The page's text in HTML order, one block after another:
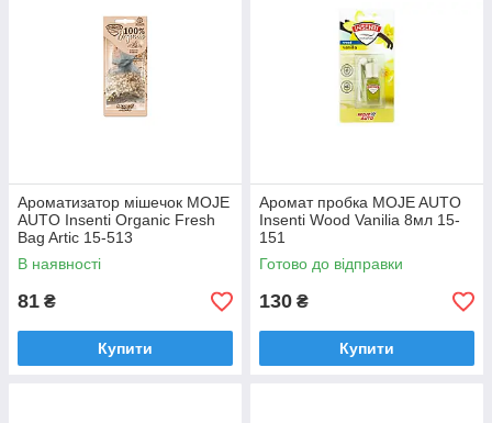
Ароматизатор мішечок MOJE
AUTO Insenti Organic Fresh
Bag Artic 15-513
В наявності
81 ₴
Купити
Аромат пробка MOJE AUTO
Insenti Wood Vanilia 8мл 15-
151
Готово до відправки
130 ₴
Купити